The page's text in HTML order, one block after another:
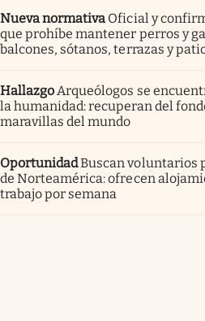
Nueva normativa Oficial y
que prohíbe mantener perros y
balcones, sótanos, terrazas y
Hallazgo Arqueólogos se
la humanidad: recuperan del
maravillas del mundo
OportunidadBuscan voluntarios
de Norteamérica: ofrecen
trabajo por semana